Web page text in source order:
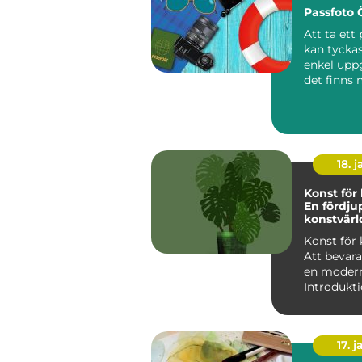
Passfoto
Att ta ett
kan
enkel
det finns
18.
Konst för
En
Konst för
Att
en
17.